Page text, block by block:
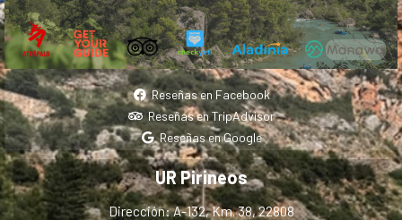
Reseñas en Facebook
Reseñas en TripAdvisor
Reseñas en Google
UR Pirineos
Dirección: A-132, Km. 38, 22808